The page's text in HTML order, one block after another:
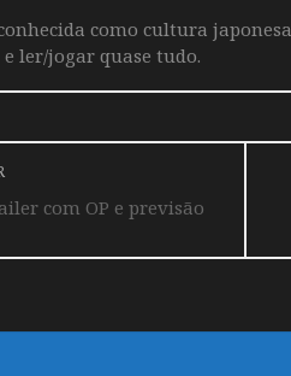
como cultura
ler/jogar quase tudo.
com OP e previsão